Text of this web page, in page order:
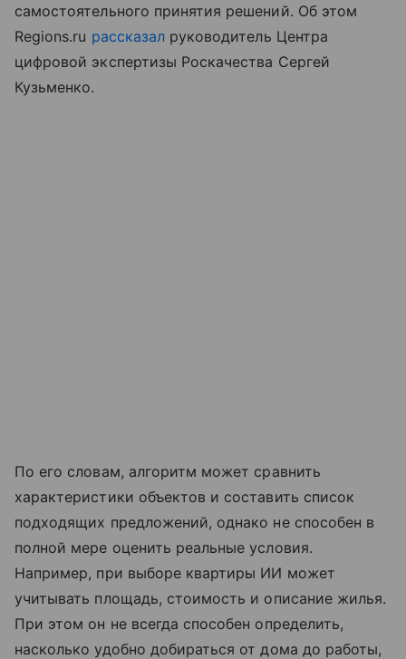
самостоятельного принятия решений. Об этом
Regions.ru рассказалруководитель Центра
цифровой экспертизы Роскачества Сергей
Кузьменко.
По его словам, алгоритм может сравнить
характеристики объектов и составить список
подходящих предложений, однако не способен в
полной мере оценить реальные условия.
Например, при выборе квартиры ИИ может
учитывать площадь, стоимость и описание жилья.
При этом он не всегда способен определить,
насколько удобно добираться от дома до работы,